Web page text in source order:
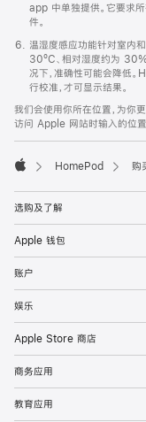
app 中单独提供。它要求
件。
温湿度感应功能针对室内
30ºC、相对湿度约为
况下，准确性可能会降低
行校准，才可显示结果。
我们会使用你所在位置，为你
访问 Apple 网站时输入的位置
HomePod 购
选购及了解
Apple 钱包
账户
娱乐
Apple Store 商店
商务应用
教育应用